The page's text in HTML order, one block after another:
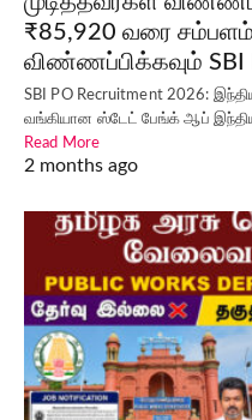
₹85,920 வரை
விண்ணப்பிக்கவும் SBI
SBI PO Recruitment 2026:
வங்கியான ஸ்டேட் பேங்க் ஆப்
Read More
2 months ago